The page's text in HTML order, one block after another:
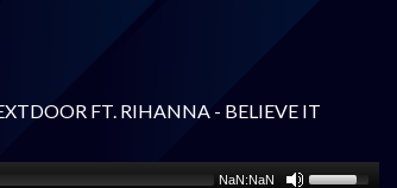
FT. RIHANNA - BELIEVE IT
NaN:NaN